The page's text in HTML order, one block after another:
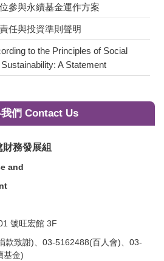
參與永續基金運作方案
任與投資準則聲明
to the Principles of Social
A Statement
們 Contact Us
務發展組
and
號旺宏館 3F
款致謝)、03-5162488(百人會)、03-
基金)